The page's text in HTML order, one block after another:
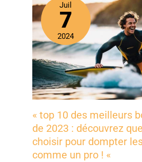
Juil
7
2024
« top 10 des meilleurs
de 2023 : découvrez
choisir pour dompter
comme un pro ! «